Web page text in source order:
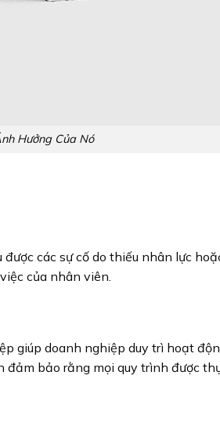
Hưởng Của Nó
các sự cố do thiếu nhân lực
của nhân viên.
giúp doanh nghiệp duy trì hoạt
bảo rằng mọi quy trình được